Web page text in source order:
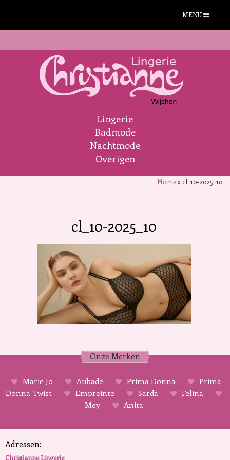
MENU
Lingerie
Badmode
Nachtmode
Overigen
Home»cl_10-2025_10
cl_10-2025_10
Onze Merken
Marie Jo Aubade Prima Donna
Prima
Donna Twist
Empreinte Sarda
Felina
Mey
Anita
Adressen:
Christianne Lingerie